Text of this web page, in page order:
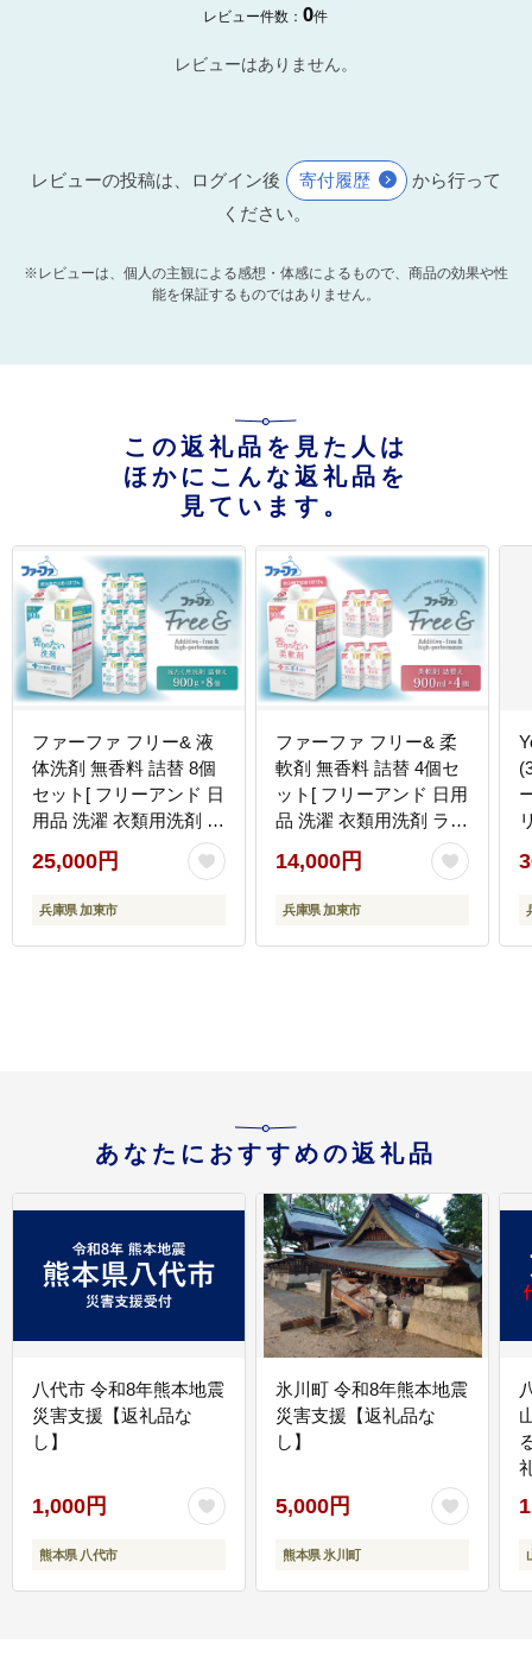
レビュー件数：0件
レビューはありません。
レビューの投稿は、ログイン後 寄付履歴
から行って
ください。
※レビューは、個人の主観による感想・体感によるもので、商品の効果や性
能を保証するものではありません。
この返礼品を見た人は
ほかにこんな返礼品を
見ています。
ファーファ フリー& 液
体洗剤 無香料 詰替 8個
セット[ フリーアンド 日
用品 洗濯 衣類用洗剤 ラ
ンドリー エコ お徳用 ]
25,000円
兵庫県 加東市
ファーファ フリー& 柔
軟剤 無香料 詰替 4個セ
ット[ フリーアンド 日用
品 洗濯 衣類用洗剤 ラン
ドリー エコ ]
14,000円
兵庫県 加東市
あなたにおすすめの返礼品
八代市 令和8年熊本地震
災害支援【返礼品な
し】
1,000円
熊本県 八代市
氷川町 令和8年熊本地震
災害支援【返礼品な
し】
5,000円
熊本県 氷川町